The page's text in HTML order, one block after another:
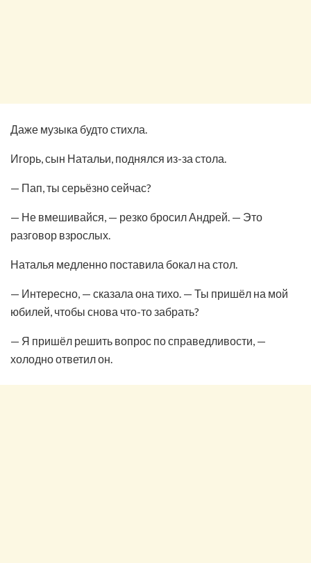
Даже музыка будто стихла.
Игорь, сын Натальи, поднялся из-за стола.
— Пап, ты серьёзно сейчас?
— Не вмешивайся, — резко бросил Андрей. — Это
разговор взрослых.
Наталья медленно поставила бокал на стол.
— Интересно, — сказала она тихо. — Ты пришёл на мой
юбилей, чтобы снова что-то забрать?
— Я пришёл решить вопрос по справедливости, —
холодно ответил он.